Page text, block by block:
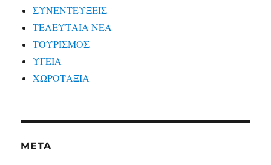
ΣΥΝΕΝΤΕΥΞΕΙΣ
ΤΕΛΕΥΤΑΙΑ ΝΕΑ
ΤΟΥΡΙΣΜΟΣ
ΥΓΕΙΑ
ΧΩΡΟΤΑΞΙΑ
META